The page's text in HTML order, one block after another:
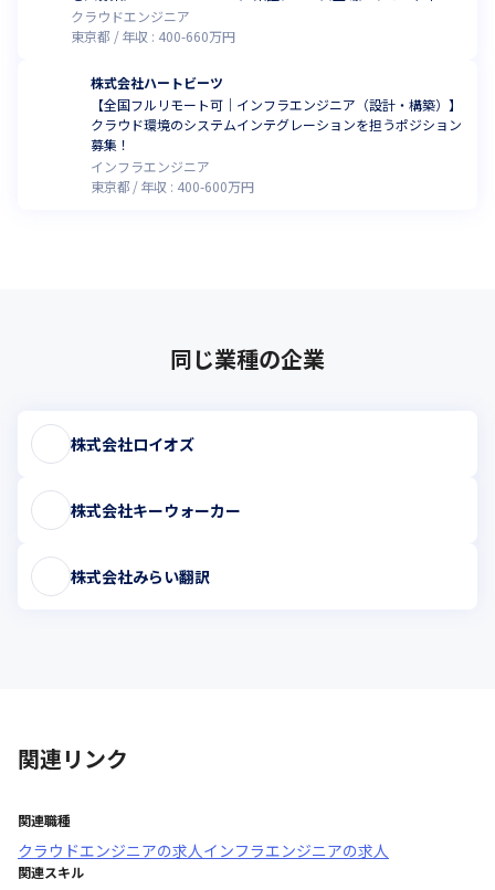
心・フレックス
クラウドエンジニア
東京都
年収 : 400-660万円
株式会社ハートビーツ
【全国フルリモート可｜インフラエンジニア（設計・構築）】
クラウド環境のシステムインテグレーションを担うポジション
募集！
インフラエンジニア
東京都
年収 : 400-600万円
同じ業種の企業
株式会社ロイオズ
株式会社キーウォーカー
株式会社みらい翻訳
関連リンク
関連職種
クラウドエンジニアの求人インフラエンジニアの求人
関連スキル